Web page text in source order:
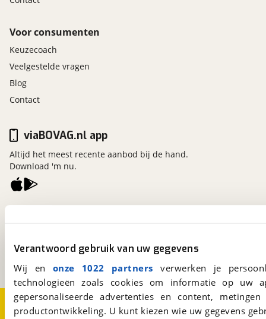
Verantwoord gebruik van uw gegevens
Wij en onze 1022 partners verwerken je
technologieën zoals cookies om informatie op
gepersonaliseerde advertenties en content,
productontwikkeling. U kunt kiezen wie uw gegevens
Voor consumenten
Keuzecoach
Veelgestelde vragen
Blog
Contact
Een initiatief van
viaBOVAG.nl app
Altijd het meest recente aanbod bij de hand.
Download 'm nu.
Over viaBOVAG.nlDisclaimer- en Privacyverklaring
CookievoorkeurenVacatures